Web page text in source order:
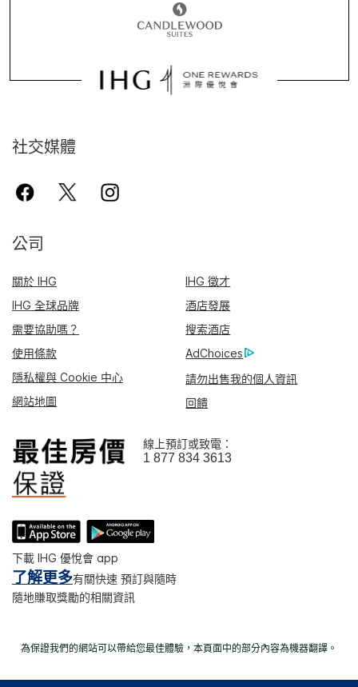
社交媒體
公司
關於 IHG
IHG 徵才
IHG 全球品牌
酒店發展
需要協助嗎？
搜索酒店
使用條款
AdChoices
隱私權與 Cookie 中心
請勿出售我的個人資訊
網站地圖
回饋
線上預訂或致電：
1 877 834 3613
下載 IHG 優悅會 app
了解更多有關快速 預訂與隨時
隨地賺取獎勵的相關資訊
為保證我們的網站可以帶給您最佳體驗，本頁面中的部分內容為機器翻譯。